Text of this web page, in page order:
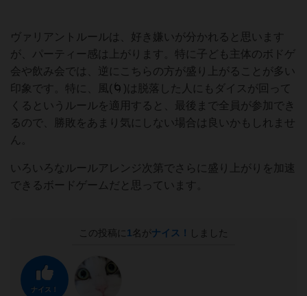
ヴァリアントルールは、好き嫌いが分かれると思います
が、パーティー感は上がります。特に子ども主体のボドゲ
会や飲み会では、逆にこちらの方が盛り上がることが多い
印象です。特に、風(🌀)は脱落した人にもダイスが回って
くるというルールを適用すると、最後まで全員が参加でき
るので、勝敗をあまり気にしない場合は良いかもしれませ
ん。
いろいろなルールアレンジ次第でさらに盛り上がりを加速
できるボードゲームだと思っています。
この投稿に 1 名がナイス！ しました
ナイス！